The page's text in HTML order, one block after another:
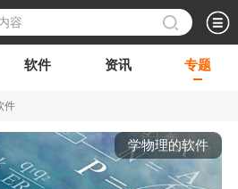
软件 资讯 专题
件
学物理的软件
除了课堂上的学习和
些物理学习软件进行课
道，海量课程对应课本